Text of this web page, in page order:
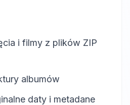
i filmy z plików ZIP
albumów
daty i metadane